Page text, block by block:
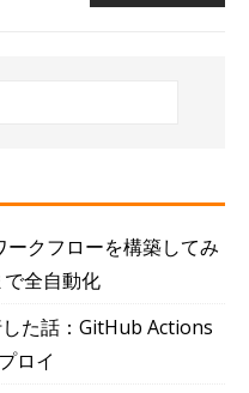
クフローを構築してみ
全自動化
た話：GitHub Actions
ロイ